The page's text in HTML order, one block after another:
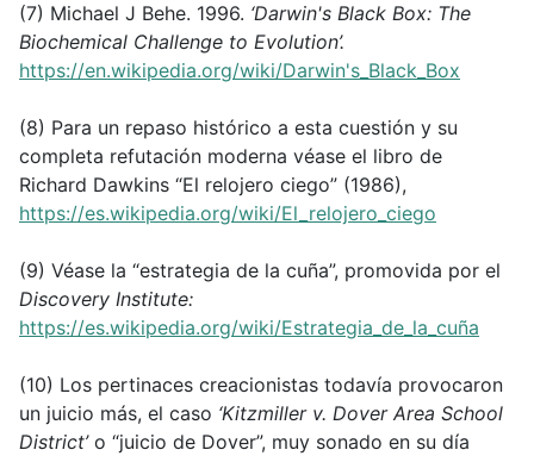
(7) Michael J Behe. 1996. ‘Darwin's Black Box: The
Biochemical Challenge to Evolution’.
https://en.wikipedia.org/wiki/Darwin's_Black_Box
(8) Para un repaso histórico a esta cuestión y su
completa refutación moderna véase el libro de
Richard Dawkins “El relojero ciego” (1986),
https://es.wikipedia.org/wiki/El_relojero_ciego
(9) Véase la “estrategia de la cuña”, promovida por el
Discovery Institute:
https://es.wikipedia.org/wiki/Estrategia_de_la_cuña
(10) Los pertinaces creacionistas todavía provocaron
un juicio más, el caso ‘Kitzmiller v. Dover Area School
District’ o “juicio de Dover”, muy sonado en su día